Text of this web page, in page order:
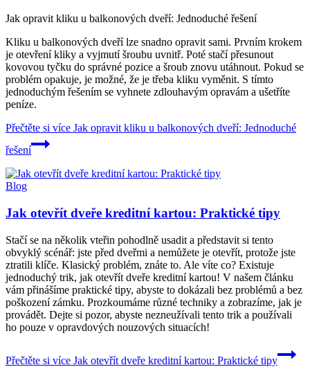
Jak opravit kliku u balkonových dveří: Jednoduché řešení
Kliku u balkonových dveří lze snadno opravit sami. Prvním krokem
je otevření kliky a vyjmutí šroubu uvnitř. Poté stačí přesunout
kovovou tyčku do správné pozice a šroub znovu utáhnout. Pokud se
problém opakuje, je možné, že je třeba kliku vyměnit. S tímto
jednoduchým řešením se vyhnete zdlouhavým opravám a ušetříte
peníze.
Přečtěte si více Jak opravit kliku u balkonových dveří: Jednoduché
řešení
Blog
Jak otevřít dveře kreditní kartou: Praktické tipy
Stačí se na několik vteřin pohodlně usadit a představit si tento
obvyklý scénář: jste před dveřmi a nemůžete je otevřít, protože jste
ztratili klíče. Klasický problém, znáte to. Ale víte co? Existuje
jednoduchý trik, jak otevřít dveře kreditní kartou! V našem článku
vám přinášíme praktické tipy, abyste to dokázali bez problémů a bez
poškození zámku. Prozkoumáme různé techniky a zobrazíme, jak je
provádět. Dejte si pozor, abyste nezneužívali tento trik a používali
ho pouze v opravdových nouzových situacích!
Přečtěte si více Jak otevřít dveře kreditní kartou: Praktické tipy